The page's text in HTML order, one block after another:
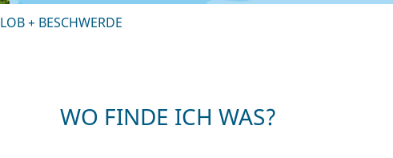
LOB + BESCHWERDE
WO FINDE ICH WAS?